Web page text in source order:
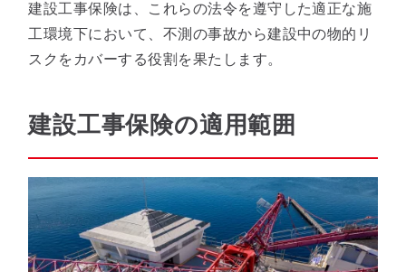
建設工事保険は、これらの法令を遵守した適正な施
工環境下において、不測の事故から建設中の物的リ
スクをカバーする役割を果たします。
建設工事保険の適用範囲